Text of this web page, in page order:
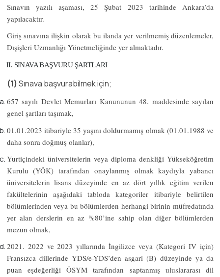
Sınavın yazılı aşaması,25 Şubat 2023 tarihinde Ankara’da
yapılacaktır.
Giriş sınavına ilişkin olarak bu ilanda yer verilmemiş düzenlemeler,
Dışişleri Uzmanlığı Yönetmeliğinde yer almaktadır.
II. SINAVA BAŞVURU ŞARTLARI
(1)Sınava başvurabilmek için;
657 sayılı Devlet Memurları Kanununun 48. maddesinde sayılan
genel şartları taşımak,
01.01.2023 itibariyle 35yaşını doldurmamış olmak (01.01.1988ve
daha sonra doğmuş olanlar),
Yurtiçindeki üniversitelerin veya diploma denkliği Yükseköğretim
Kurulu (YÖK) tarafından onaylanmış olmak kaydıyla yabancı
üniversitelerin lisans düzeyinde en az dört yıllık eğitim verilen
fakültelerinin aşağıdaki tabloda kategoriler itibariyle belirtilen
bölümlerinden veya bu bölümlerden herhangi birinin müfredatında
yer alan derslerin en az %80’ine sahip olan diğer bölümlerden
mezun olmak,
2021. 2022 ve 2023 yıllarındaİngilizce veya (Kategori IV için)
Fransızca dillerinde YDS/e-YDS’den asgari (B) düzeyinde ya da
puan eşdeğerliği ÖSYM tarafından saptanmış uluslararası dil